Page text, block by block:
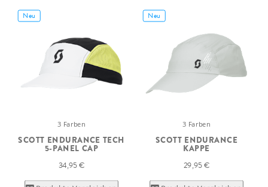
Neu
3 Farben
SCOTT ENDURANCE TECH
5-PANEL CAP
34,95 €
Neu
3 Farben
SCOTT ENDURANCE
KAPPE
29,95 €